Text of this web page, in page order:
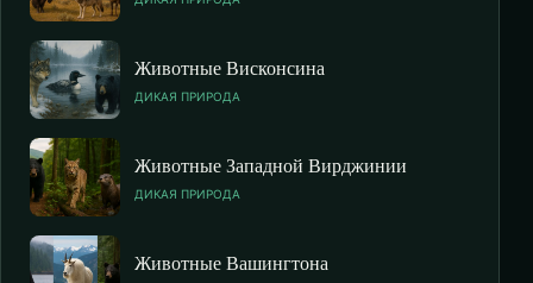
Животные Висконсина
ДИКАЯ ПРИРОДА
Животные Западной Вирджинии
ДИКАЯ ПРИРОДА
Животные Вашингтона